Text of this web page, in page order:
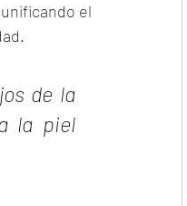
el
de la
la piel